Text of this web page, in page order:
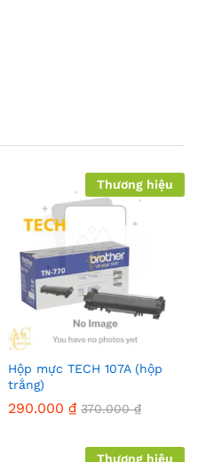
Thương hiệu
Hộp mực TECH 107A (hộp
trắng)
290.000 ₫ 370.000₫
Thương hiệu